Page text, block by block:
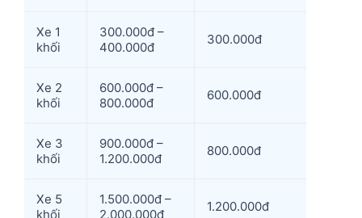
Xe 1
khối
300.000đ –
400.000đ
300.000đ
Xe 2
khối
600.000đ –
800.000đ
600.000đ
Xe 3
khối
900.000đ –
1.200.000đ
800.000đ
Xe 5
khối
1.500.000đ –
2.000.000đ
1.200.000đ